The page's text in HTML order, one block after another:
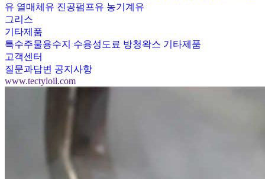
유 열매체유 진공펌프유 농기계유
그리스
기타제품
특수주물용수지
수용성도료 방청왁스 기타제품
고객센터
질문과답변 공지사항
www.tectyloil.com